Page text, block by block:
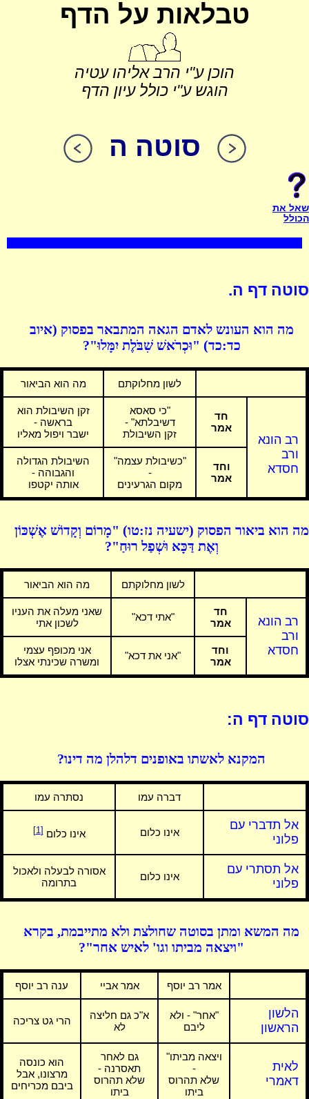
טבלאות על הדף
הוכן ע"י הרב אליהו עטיה
הוגש ע"י כולל עיון הדף
סוטה ה
שאל את
הכולל
סוטה דף ה.
מה הוא העונש לאדם הגאה המתבאר בפסוק (איוב
כד:כד) "וּכְרֹאשׁ שִׁבֹּלֶת יִמָּלוּ"?
לשון מחלוקתם מה הוא הביאור
רב הונא
ורב
חסדא
חד
אמר
"כי סאסא
דשיבלתא" -
זקן השיבולת
זקן השיבולת הוא
בראשה -
ישבר ויפול מאליו
וחד
אמר
"כשיבולת עצמה"
-
מקום הגרעינים
השיבולת הגדולה
והגבוהה -
אותה יקטפו
מה הוא ביאור הפסוק (ישעיה נז:טו) "מָרוֹם וְקָדוֹשׁ אֶשְׁכּוֹן
וְאֶת דַּכָּא וּשְׁפַל רוּחַ"?
לשון מחלוקתם מה הוא הביאור
רב הונא
ורב
חסדא
חד
אמר
"אתי דכא"
שאני מעלה את העניו
לשכון אתי
וחד
אמר
"אני את דכא"
אני מכופף עצמי
ומשרה שכינתי אצלו
סוטה דף ה:
המקנא לאשתו באופנים דלהלן מה דינו?
דברה עמו נסתרה עמו
אל תדברי עם
פלוני
אינו כלום אינו כלום[1]
אל תסתרי עם
פלוני
אינו כלום
אסורה לבעלה ולאכול
בתרומה
מה המשא ומתן בסוטה שחולצת ולא מתייבמת, בקרא
"ויצאה מביתו וגו' לאיש אחר"?
אמר רב יוסף אמר אביי ענה רב יוסף
הלשון
הראשון
"אחר" - ולא
ליבם
א"כ גם חליצה
לא
הרי גט צריכה
לאית
דאמרי
ויצאה מביתו"
-
שלא תהרוס
ביתו
גם לאחר
תאסרנה -
שלא תהרוס
ביתו
הוא כונסה
מרצונו, אבל
ביבם מכריחים